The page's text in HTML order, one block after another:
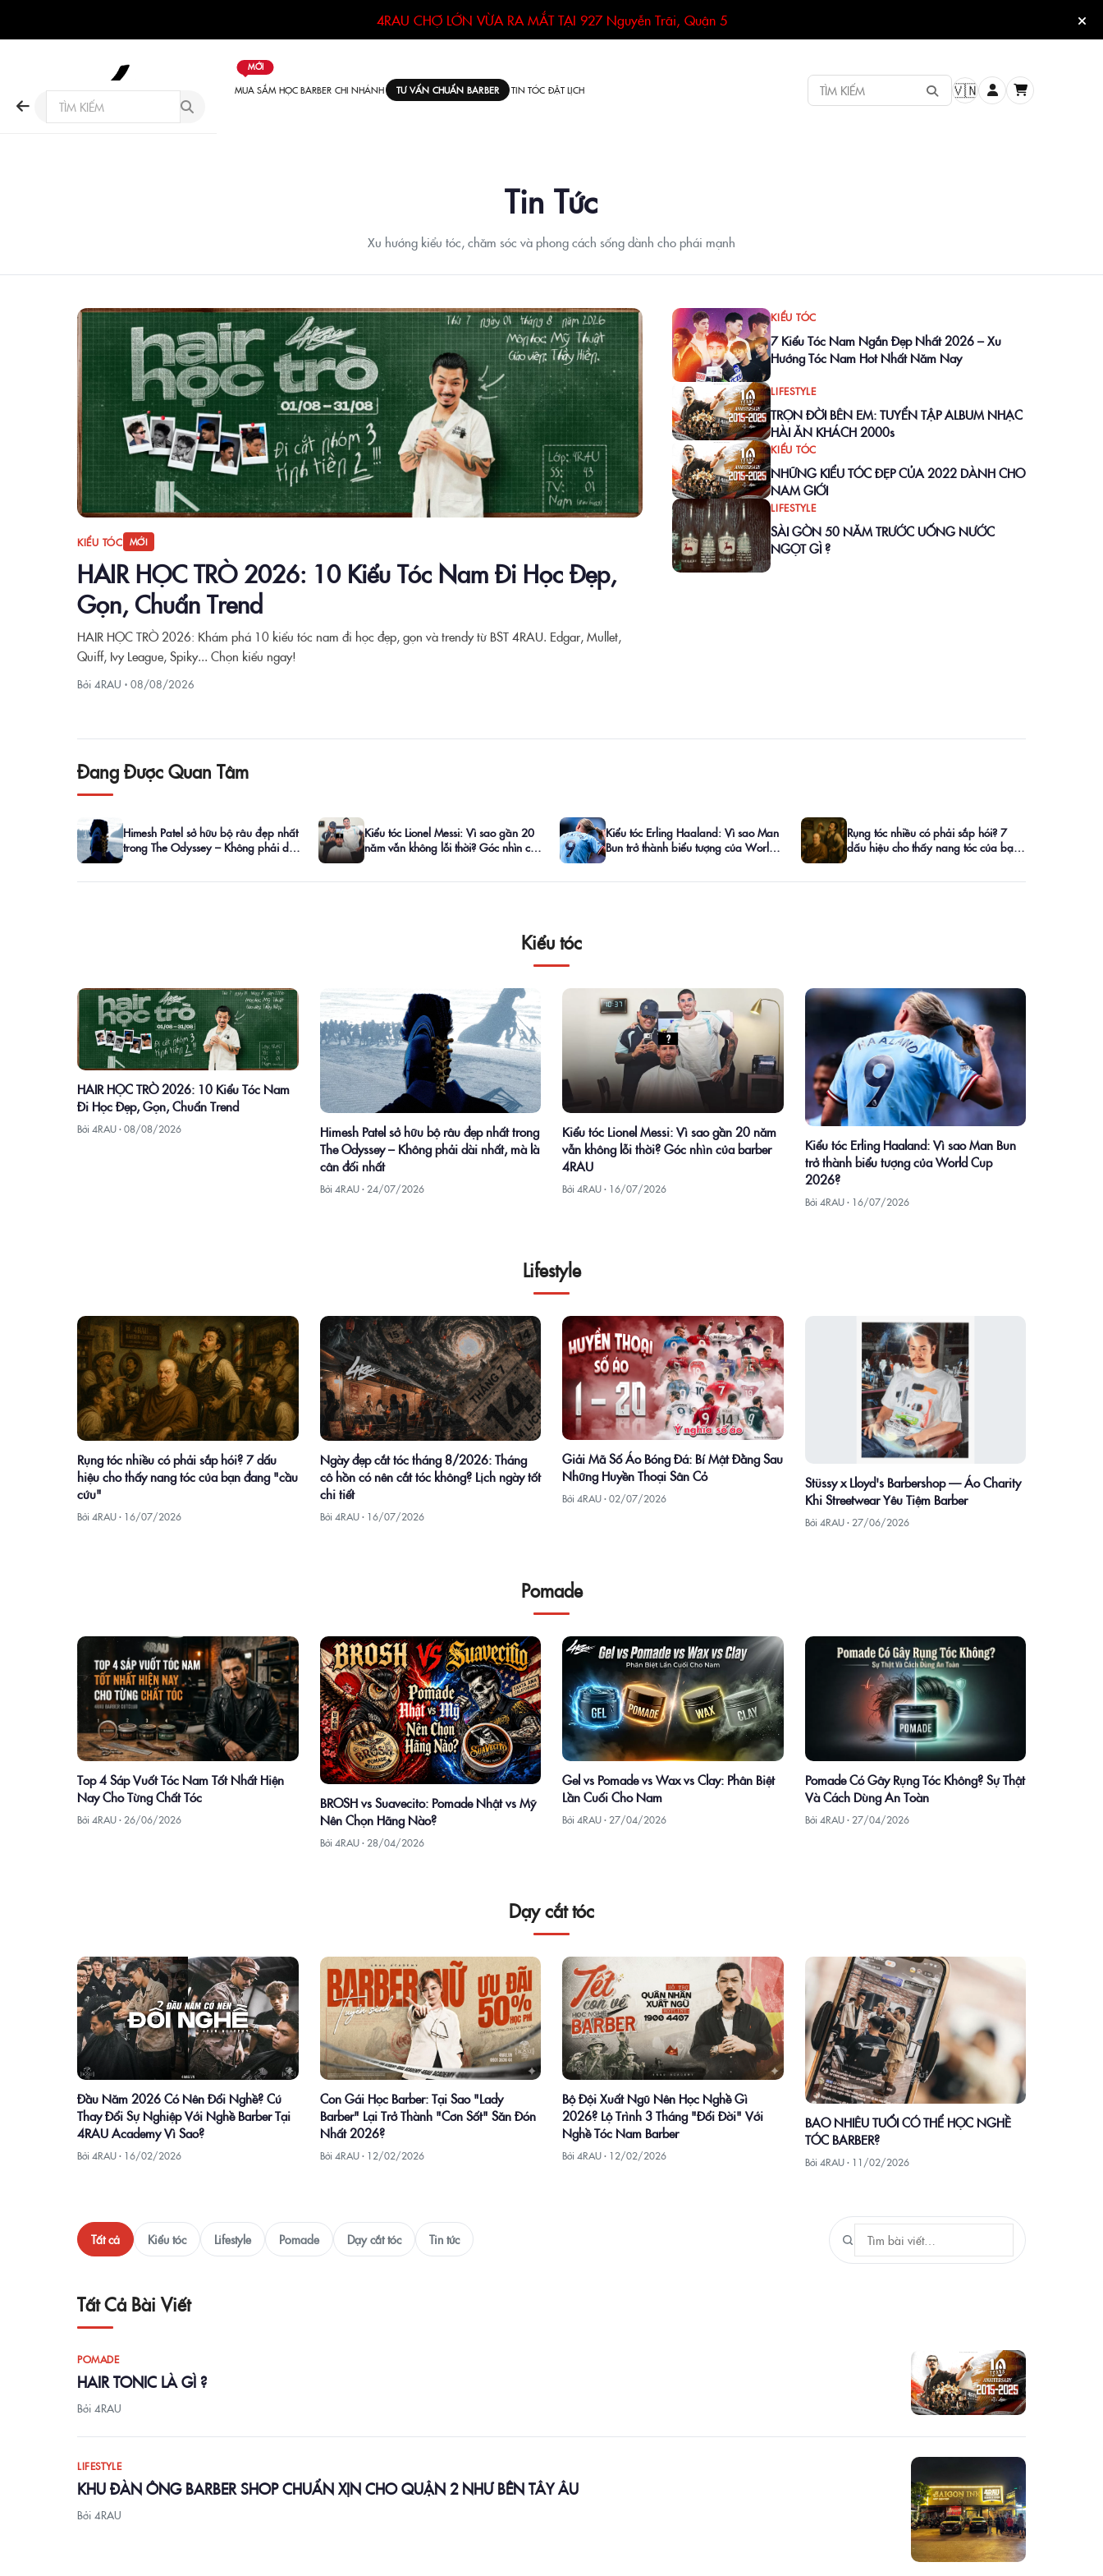
4RAU CHỢ LỚN VỪA RA MẮT TẠI 927 Nguyễn Trãi, Quận 5
MUA SẮM
MỚI
HỌC BARBER CHI NHÁNH TƯ VẤN CHUẨN BARBER TIN TÓC ĐẶT LỊCH
TÌM KIẾM 🇻🇳
Tin Tức
Xu hướng kiểu tóc, chăm sóc và phong cách sống dành cho phái mạnh
KIỂU TÓC MỚI
HAIR HỌC TRÒ 2026: 10 Kiểu Tóc Nam Đi Học Đẹp,
Gọn, Chuẩn Trend
HAIR HỌC TRÒ 2026: Khám phá 10 kiểu tóc nam đi học đẹp, gọn và trendy từ BST 4RAU. Edgar, Mullet,
Quiff, Ivy League, Spiky... Chọn kiểu ngay!
Bởi 4RAU · 08/08/2026
KIỂU TÓC
7 Kiểu Tóc Nam Ngắn Đẹp Nhất 2026 – Xu
Hướng Tóc Nam Hot Nhất Năm Nay
LIFESTYLE
TRỌN ĐỜI BÊN EM: TUYỂN TẬP ALBUM NHẠC
HÀI ĂN KHÁCH 2000s
KIỂU TÓC
NHỮNG KIỂU TÓC ĐẸP CỦA 2022 DÀNH CHO
NAM GIỚI
LIFESTYLE
SÀI GÒN 50 NĂM TRƯỚC UỐNG NƯỚC
NGỌT GÌ ?
Đang Được Quan Tâm
Himesh Patel sở hữu bộ râu đẹp nhất
trong The Odyssey – Không phải dài
Kiểu tóc Lionel Messi: Vì sao gần 20
năm vẫn không lỗi thời? Góc nhìn của
Kiểu tóc Erling Haaland: Vì sao Man
Bun trở thành biểu tượng của World
Rụng tóc nhiều có phải sắp hói? 7
dấu hiệu cho thấy nang tóc của bạn
Kiểu tóc
HAIR HỌC TRÒ 2026: 10 Kiểu Tóc Nam
Đi Học Đẹp, Gọn, Chuẩn Trend
Bởi 4RAU ·08/08/2026
Himesh Patel sở hữu bộ râu đẹp nhất trong
The Odyssey – Không phải dài nhất, mà là
cân đối nhất
Bởi 4RAU · 24/07/2026
Kiểu tóc Lionel Messi: Vì sao gần 20 năm
vẫn không lỗi thời? Góc nhìn của barber
4RAU
Bởi 4RAU · 16/07/2026
Kiểu tóc Erling Haaland: Vì sao Man Bun
trở thành biểu tượng của World Cup
2026?
Bởi 4RAU · 16/07/2026
Lifestyle
Rụng tóc nhiều có phải sắp hói? 7 dấu
hiệu cho thấy nang tóc của bạn đang "cầu
cứu"
Bởi 4RAU · 16/07/2026
Ngày đẹp cắt tóc tháng 8/2026: Tháng
cô hồn có nên cắt tóc không? Lịch ngày tốt
chi tiết
Bởi 4RAU · 16/07/2026
Giải Mã Số Áo Bóng Đá: Bí Mật Đằng Sau
Những Huyền Thoại Sân Cỏ
Bởi 4RAU ·02/07/2026
Stüssy x Lloyd's Barbershop — Áo Charity
Khi Streetwear Yêu Tiệm Barber
Bởi 4RAU · 27/06/2026
Pomade
Top 4 Sáp Vuốt Tóc Nam Tốt Nhất Hiện
Nay Cho Từng Chất Tóc
Bởi 4RAU · 26/06/2026
BROSH vs Suavecito: Pomade Nhật vs Mỹ
Nên Chọn Hãng Nào?
Bởi 4RAU · 28/04/2026
Gel vs Pomade vs Wax vs Clay: Phân Biệt
Lần Cuối Cho Nam
Bởi 4RAU · 27/04/2026
Pomade Có Gây Rụng Tóc Không? Sự Thật
Và Cách Dùng An Toàn
Bởi 4RAU · 27/04/2026
Dạy cắt tóc
Đầu Năm 2026 Có Nên Đổi Nghề? Cú
Thay Đổi Sự Nghiệp Với Nghề Barber Tại
4RAU Academy Vì Sao?
Bởi 4RAU · 16/02/2026
Con Gái Học Barber: Tại Sao "Lady
Barber" Lại Trở Thành "Cơn Sốt" Săn Đón
Nhất 2026?
Bởi 4RAU · 12/02/2026
Bộ Đội Xuất Ngũ Nên Học Nghề Gì
2026? Lộ Trình 3 Tháng "Đổi Đời" Với
Nghề Tóc Nam Barber
Bởi 4RAU · 12/02/2026
BAO NHIÊU TUỔI CÓ THỂ HỌC NGHỀ
TÓC BARBER?
Bởi 4RAU · 11/02/2026
Tất cả Kiểu tóc Lifestyle Pomade Dạy cắt tóc Tin tức
Tất Cả Bài Viết
POMADE
HAIR TONIC LÀ GÌ ?
Bởi 4RAU
LIFESTYLE
KHU ĐÀN ÔNG BARBER SHOP CHUẨN XỊN CHO QUẬN 2 NHƯ BÊN TÂY ÂU
Bởi 4RAU